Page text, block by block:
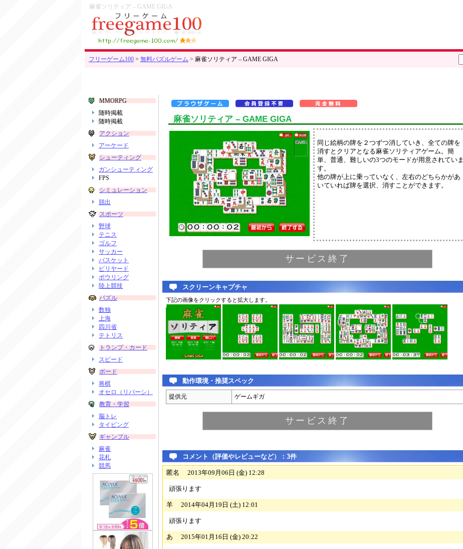
麻雀ソリティア – GAME GIGA
フリーゲーム100 > 無料パズルゲーム > 麻雀ソリティア – GAME GIGA
MMORPG
随時掲載
随時掲載
アクション
アーケード
シューティング
ガンシューティング
FPS
シミュレーション
脱出
スポーツ
野球
テニス
ゴルフ
サッカー
バスケット
ビリヤード
ボウリング
陸上競技
パズル
数独
上海
四川省
テトリス
トランプ・カード
スピード
ボード
将棋
オセロ（リバーシ）
教育・学習
脳トレ
タイピング
ギャンブル
麻雀
花札
競馬
麻雀ソリティア – GAME GIGA
同じ絵柄の牌を２つずつ消していき、全ての牌を
消すとクリアとなる麻雀ソリティアゲーム。簡
単、普通、難しいの3つのモードが用意されていま
す。
他の牌が上に乗っていなく、左右のどちらかがあ
いていれば牌を選択、消すことができます。
サービス終了
スクリーンキャプチャ
下記の画像をクリックすると拡大します。
動作環境・推奨スペック
提供元 ゲームギガ
サービス終了
コメント（評価やレビューなど）：3件
匿名 2013年09月06日 (金) 12:28
頑張ります
羊 2014年04月19日 (土) 12:01
頑張ります
あ 2015年01月16日 (金) 20:22